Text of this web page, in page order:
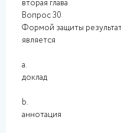
вторая глава
Вопрос 30
Формой защиты
является
a.
доклад
b.
аннотация